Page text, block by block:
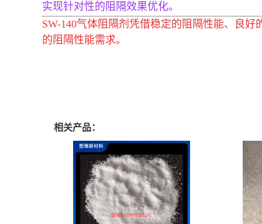
实现针对性的阻隔效果优化。
SW-140气体阻隔剂凭借稳定的阻隔性能、良
的阻隔性能需求。
相关产品：